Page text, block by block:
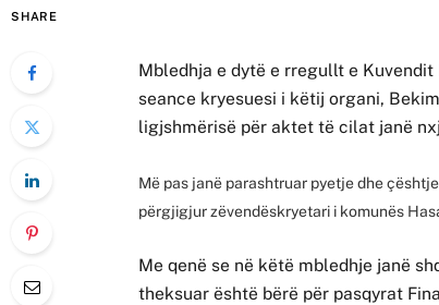
SHARE
Mbledhja e dytë e rregullt e
seance kryesuesi i këtij organi,
ligjshmërisë për aktet të cilat janë
Më pas janë parashtruar pyetje dhe
përgjigjur zëvendëskryetari i komunës
Me qenë se në këtë mbledhje janë
theksuar është bërë për pasqyrat